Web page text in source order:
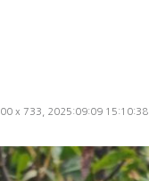
x 733, 2025:09:09 15:10:38